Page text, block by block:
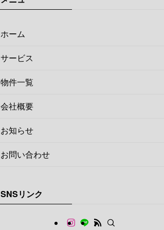
ホーム
サービス
物件一覧
会社概要
お知らせ
お問い合わせ
SNSリンク